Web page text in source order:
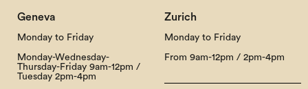
Geneva
Monday to Friday
Monday-Wednesday-
Thursday-Friday 9am-12pm /
Tuesday 2pm-4pm
Zurich
Monday to Friday
From 9am-12pm / 2pm-4pm